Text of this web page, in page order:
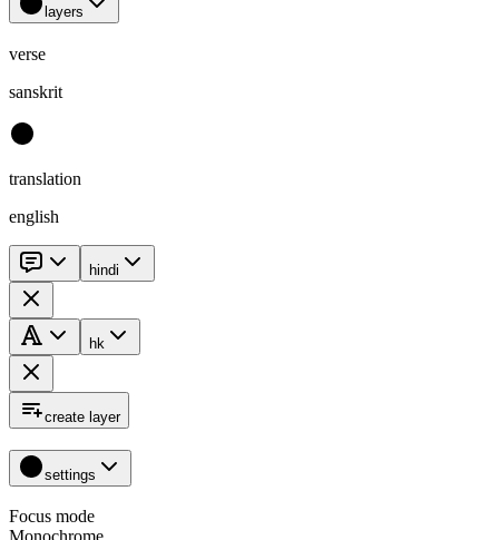
layers
verse
sanskrit
translation
english
hindi
hk
create layer
settings
Focus mode